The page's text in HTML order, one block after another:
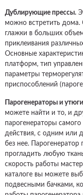
Дублирующие прессы.
можно встретить
глажки в больших
приклеивания
Основные
платформ, тип
параметры
приспособлений
Парогенераторы и
можете найти и то, и
парогенераторы
действия, с одним или
без нее.
прогладить любую
скорость работы
каталоге вы можете
подвесными бачками,